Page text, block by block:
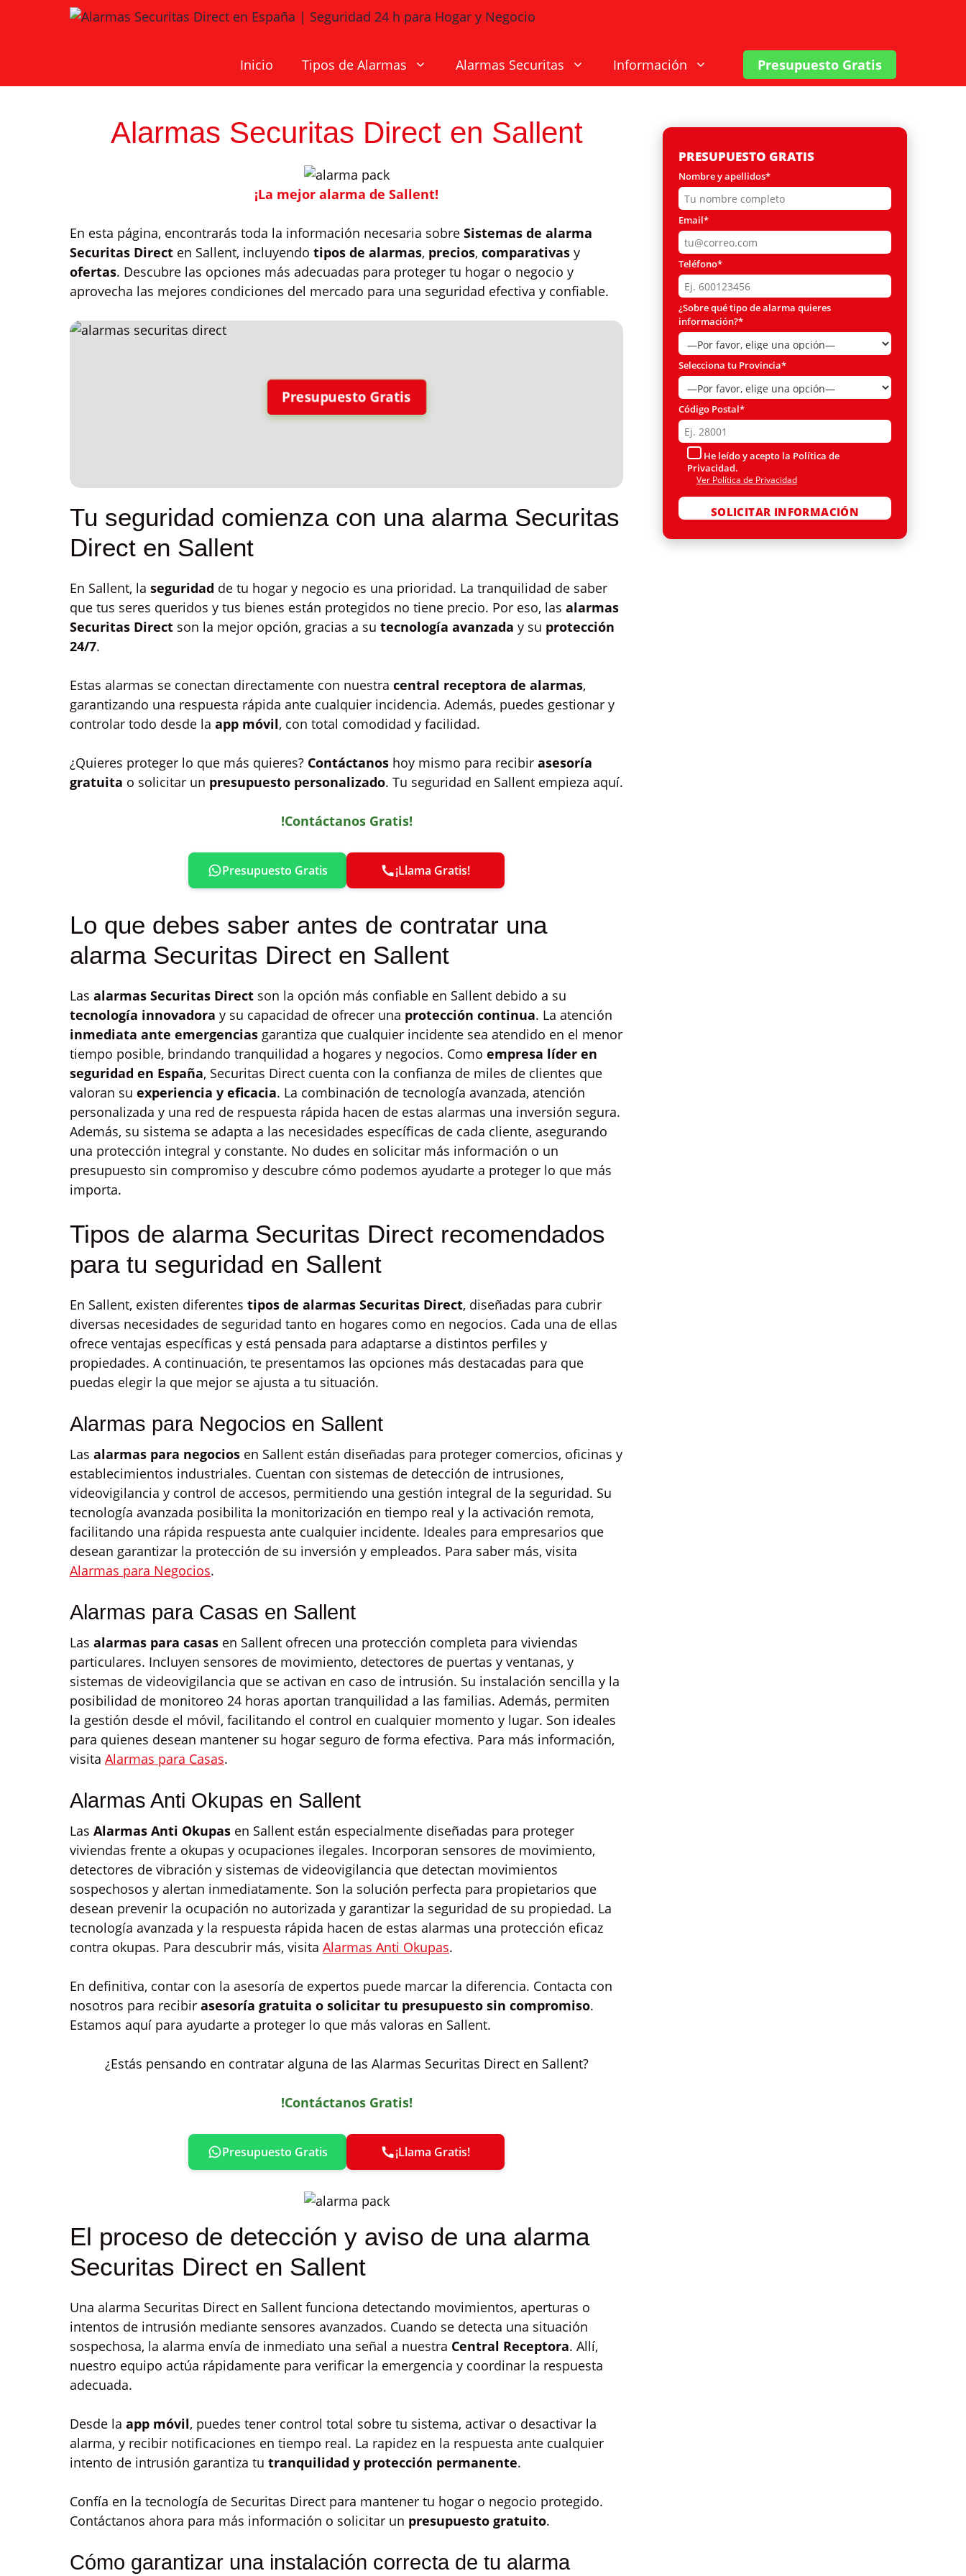
Inicio
Tipos de Alarmas Alarmas Securitas Información Presupuesto Gratis
Alarmas Securitas Direct en Sallent
¡La mejor alarma de Sallent!
En esta página, encontrarás toda la información necesaria sobre Sistemas de alarma
Securitas Direct en Sallent, incluyendo tipos de alarmas, precios, comparativas y
ofertas. Descubre las opciones más adecuadas para proteger tu hogar o negocio y
aprovecha las mejores condiciones del mercado para una seguridad efectiva y confiable.
Presupuesto Gratis
Tu seguridad comienza con una alarma Securitas
Direct en Sallent
En Sallent, la seguridad de tu hogar y negocio es una prioridad. La tranquilidad de saber
que tus seres queridos y tus bienes están protegidos no tiene precio. Por eso, las alarmas
Securitas Direct son la mejor opción, gracias a su tecnología avanzada y su protección
24/7.
Estas alarmas se conectan directamente con nuestra central receptora de alarmas,
garantizando una respuesta rápida ante cualquier incidencia. Además, puedes gestionar y
controlar todo desde la app móvil, con total comodidad y facilidad.
¿Quieres proteger lo que más quieres? Contáctanos hoy mismo para recibir asesoría
gratuita o solicitar un presupuesto personalizado. Tu seguridad en Sallent empieza aquí.
!Contáctanos Gratis!
Presupuesto Gratis ¡Llama Gratis!
Lo que debes saber antes de contratar una
alarma Securitas Direct en Sallent
Las alarmas Securitas Direct son la opción más confiable en Sallent debido a su
tecnología innovadora y su capacidad de ofrecer una protección continua. La atención
inmediata ante emergencias garantiza que cualquier incidente sea atendido en el menor
tiempo posible, brindando tranquilidad a hogares y negocios. Como empresa líder en
seguridad en España, Securitas Direct cuenta con la confianza de miles de clientes que
valoran su experiencia y eficacia. La combinación de tecnología avanzada, atención
personalizada y una red de respuesta rápida hacen de estas alarmas una inversión segura.
Además, su sistema se adapta a las necesidades específicas de cada cliente, asegurando
una protección integral y constante. No dudes en solicitar más información o un
presupuesto sin compromiso y descubre cómo podemos ayudarte a proteger lo que más
importa.
Tipos de alarma Securitas Direct recomendados
para tu seguridad en Sallent
En Sallent, existen diferentes tipos de alarmas Securitas Direct, diseñadas para cubrir
diversas necesidades de seguridad tanto en hogares como en negocios. Cada una de ellas
ofrece ventajas específicas y está pensada para adaptarse a distintos perfiles y
propiedades. A continuación, te presentamos las opciones más destacadas para que
puedas elegir la que mejor se ajusta a tu situación.
Alarmas para Negocios en Sallent
Las alarmas para negocios en Sallent están diseñadas para proteger comercios, oficinas y
establecimientos industriales. Cuentan con sistemas de detección de intrusiones,
videovigilancia y control de accesos, permitiendo una gestión integral de la seguridad. Su
tecnología avanzada posibilita la monitorización en tiempo real y la activación remota,
facilitando una rápida respuesta ante cualquier incidente. Ideales para empresarios que
desean garantizar la protección de su inversión y empleados. Para saber más, visita
Alarmas para Negocios.
Alarmas para Casas en Sallent
Las alarmas para casas en Sallent ofrecen una protección completa para viviendas
particulares. Incluyen sensores de movimiento, detectores de puertas y ventanas, y
sistemas de videovigilancia que se activan en caso de intrusión. Su instalación sencilla y la
posibilidad de monitoreo 24 horas aportan tranquilidad a las familias. Además, permiten
la gestión desde el móvil, facilitando el control en cualquier momento y lugar. Son ideales
para quienes desean mantener su hogar seguro de forma efectiva. Para más información,
visita Alarmas para Casas.
Alarmas Anti Okupas en Sallent
Las Alarmas Anti Okupas en Sallent están especialmente diseñadas para proteger
viviendas frente a okupas y ocupaciones ilegales. Incorporan sensores de movimiento,
detectores de vibración y sistemas de videovigilancia que detectan movimientos
sospechosos y alertan inmediatamente. Son la solución perfecta para propietarios que
desean prevenir la ocupación no autorizada y garantizar la seguridad de su propiedad. La
tecnología avanzada y la respuesta rápida hacen de estas alarmas una protección eficaz
contra okupas. Para descubrir más, visita Alarmas Anti Okupas.
En definitiva, contar con la asesoría de expertos puede marcar la diferencia. Contacta con
nosotros para recibir asesoría gratuita o solicitar tu presupuesto sin compromiso.
Estamos aquí para ayudarte a proteger lo que más valoras en Sallent.
¿Estás pensando en contratar alguna de las Alarmas Securitas Direct en Sallent?
!Contáctanos Gratis!
Presupuesto Gratis ¡Llama Gratis!
El proceso de detección y aviso de una alarma
Securitas Direct en Sallent
Una alarma Securitas Direct en Sallent funciona detectando movimientos, aperturas o
intentos de intrusión mediante sensores avanzados. Cuando se detecta una situación
sospechosa, la alarma envía de inmediato una señal a nuestra Central Receptora. Allí,
nuestro equipo actúa rápidamente para verificar la emergencia y coordinar la respuesta
adecuada.
Desde la app móvil, puedes tener control total sobre tu sistema, activar o desactivar la
alarma, y recibir notificaciones en tiempo real. La rapidez en la respuesta ante cualquier
intento de intrusión garantiza tu tranquilidad y protección permanente.
Confía en la tecnología de Securitas Direct para mantener tu hogar o negocio protegido.
Contáctanos ahora para más información o solicitar un presupuesto gratuito.
Cómo garantizar una instalación correcta de tu alarma
PRESUPUESTO GRATIS
Nombre y apellidos*
Email*
Teléfono*
¿Sobre qué tipo de alarma quieres
información?*
Selecciona tu Provincia*
Código Postal*
He leído y acepto la Política de
Privacidad.
Ver Política de Privacidad
Por favor, deja este campo vacío.